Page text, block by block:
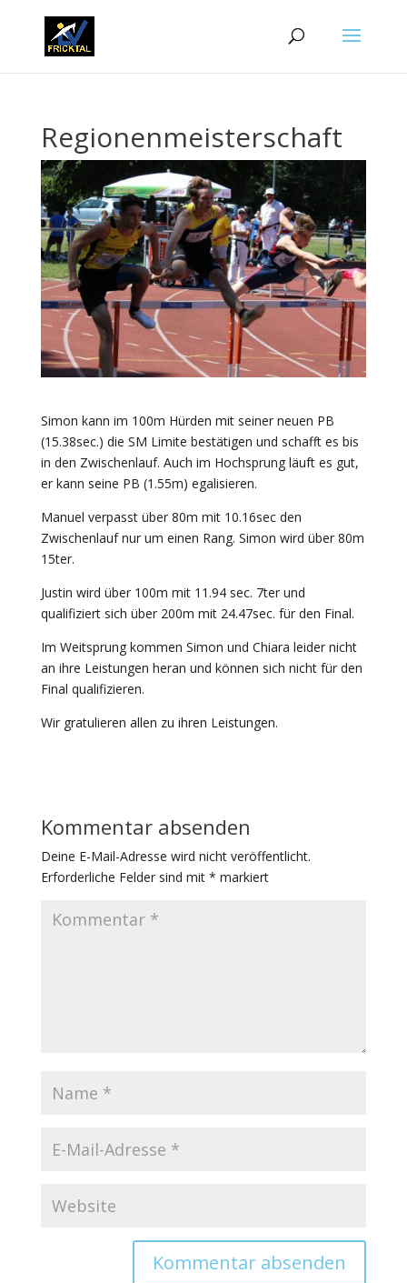
Regionenmeisterschaft
Simon kann im 100m Hürden mit seiner neuen PB
(15.38sec.) die SM Limite bestätigen und schafft es bis
in den Zwischenlauf. Auch im Hochsprung läuft es gut,
er kann seine PB (1.55m) egalisieren.
Manuel verpasst über 80m mit 10.16sec den
Zwischenlauf nur um einen Rang. Simon wird über 80m
15ter.
Justin wird über 100m mit 11.94 sec. 7ter und
qualifiziert sich über 200m mit 24.47sec. für den Final.
Im Weitsprung kommen Simon und Chiara leider nicht
an ihre Leistungen heran und können sich nicht für den
Final qualifizieren.
Wir gratulieren allen zu ihren Leistungen.
Kommentar absenden
Deine E-Mail-Adresse wird nicht veröffentlicht.
Erforderliche Felder sind mit * markiert